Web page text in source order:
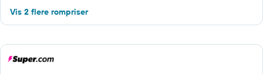
Vis 2 flere rompriser